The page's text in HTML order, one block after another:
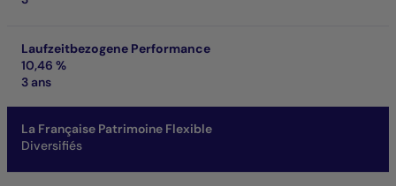
Laufzeitbezogene Performance
10,46 %
3 ans
La Française Patrimoine Flexible
Diversifiés